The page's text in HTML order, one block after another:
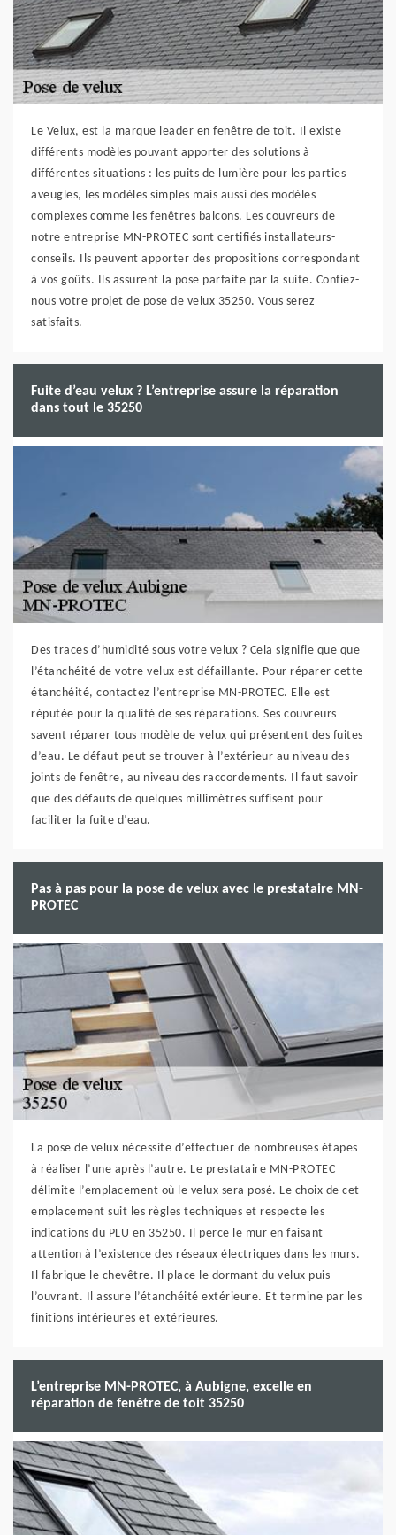
Le Velux, est la marque leader en fenêtre de toit. Il existe
différents modèles pouvant apporter des solutions à
différentes situations : les puits de lumière pour les parties
aveugles, les modèles simples mais aussi des modèles
complexes comme les fenêtres balcons. Les couvreurs de
notre entreprise MN-PROTEC sont certifiés installateurs-
conseils. Ils peuvent apporter des propositions correspondant
à vos goûts. Ils assurent la pose parfaite par la suite. Confiez-
nous votre projet de pose de velux 35250. Vous serez
satisfaits.
Fuite d’eau velux ? L’entreprise assure la réparation
dans tout le 35250
Des traces d’humidité sous votre velux ? Cela signifie que que
l’étanchéité de votre velux est défaillante. Pour réparer cette
étanchéité, contactez l’entreprise MN-PROTEC. Elle est
réputée pour la qualité de ses réparations. Ses couvreurs
savent réparer tous modèle de velux qui présentent des fuites
d’eau. Le défaut peut se trouver à l’extérieur au niveau des
joints de fenêtre, au niveau des raccordements. Il faut savoir
que des défauts de quelques millimètres suffisent pour
faciliter la fuite d’eau.
Pas à pas pour la pose de velux avec le prestataire MN-
PROTEC
La pose de velux nécessite d’effectuer de nombreuses étapes
à réaliser l’une après l’autre. Le prestataire MN-PROTEC
délimite l’emplacement où le velux sera posé. Le choix de cet
emplacement suit les règles techniques et respecte les
indications du PLU en 35250. Il perce le mur en faisant
attention à l’existence des réseaux électriques dans les murs.
Il fabrique le chevêtre. Il place le dormant du velux puis
l’ouvrant. Il assure l’étanchéité extérieure. Et termine par les
finitions intérieures et extérieures.
L’entreprise MN-PROTEC, à Aubigne, excelle en
réparation de fenêtre de toit 35250